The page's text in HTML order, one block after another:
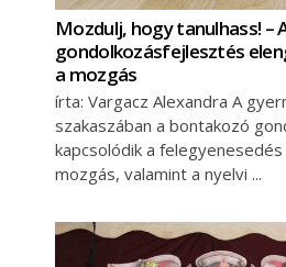
Mozdulj, hogy tanulhass! –
gondolkozásfejlesztés
a mozgás
írta: Vargacz Alexandra A
szakaszában a bontakozó
kapcsolódik a
mozgás, valamint a nyelvi